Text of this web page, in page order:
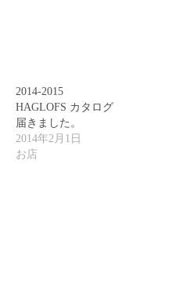
2014-2015
HAGLOFS カタログ
届きました。
2014年2月1日
お店